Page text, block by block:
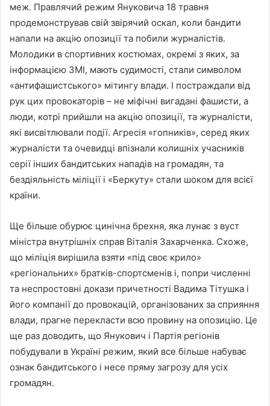
меж. Правлячий режим Януковича 18 травня
продемонстрував свій звірячий оскал, коли бандити
напали на акцію опозиції та побили журналістів.
Молодики в спортивних костюмах, окремі з яких, за
інформацією ЗМІ, мають судимості, стали символом
«антифашистського» мітингу влади. І постраждали від
рук цих провокаторів – не міфічні вигадані фашисти, а
люди, котрі прийшли на акцію опозиції, та журналісти,
які висвітлювали події. Агресія «гопників», серед яких
журналісти та очевидці впізнали колишніх учасників
серії інших бандитських нападів на громадян, та
бездіяльність міліції і «Беркуту» стали шоком для всієї
країни.
Ще більше обурює цинічна брехня, яка лунає з вуст
міністра внутрішніх справ Віталія Захарченка. Схоже,
що міліція вирішила взяти «під своє крило»
«регіональних» братків-спортсменів і, попри численні
та неспростовні докази причетності Вадима Тітушка і
його компанії до провокацій, організованих за сприяння
влади, прагне перекласти всю провину на опозицію. Це
ще раз доводить, що Янукович і Партія регіонів
побудували в Україні режим, який все більше набуває
ознак бандитського і несе пряму загрозу для усіх
громадян.